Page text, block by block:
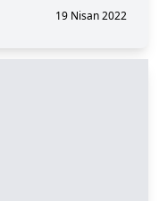
kullanan bir blok
19 Nisan 2022